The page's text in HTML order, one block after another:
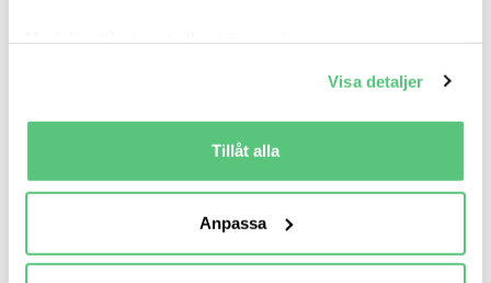
som kan ha en noggrannhet på upp till flera meter
Identifiera din enhet genom att aktivt skanna den
för specifika kännetecken (fingeravtryck)
Ta reda på mer om hur dina personliga uppgifter
Du kan ändra eller dra tillbaka ditt samtycke när som
helst från cookie-förklaringen.
Visa detaljer
Tillåt alla
Anpassa
0 2025